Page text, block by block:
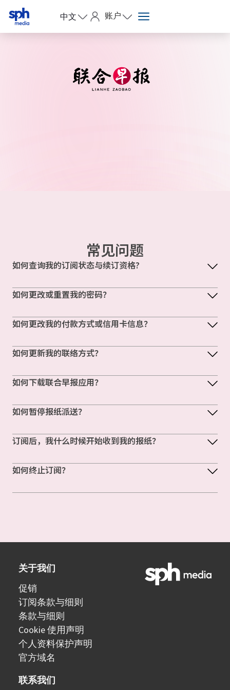
中文 账户
常见问题
如何查询我的订阅状态与续订资格?
如何更改或重置我的密码？
如何更改我的付款方式或信用卡信息？
如何更新我的联络方式？
如何下载联合早报应用？
如何暂停报纸派送？
订阅后，我什么时候开始收到我的报纸？
如何终止订阅？
关于我们
促销
订阅条款与细则
条款与细则
Cookie 使用声明
个人资料保护声明
官方域名
联系我们